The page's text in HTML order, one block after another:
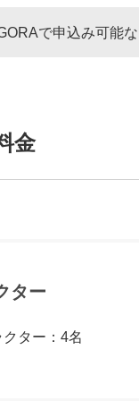
で申込み可能
金
ター
ター：4名